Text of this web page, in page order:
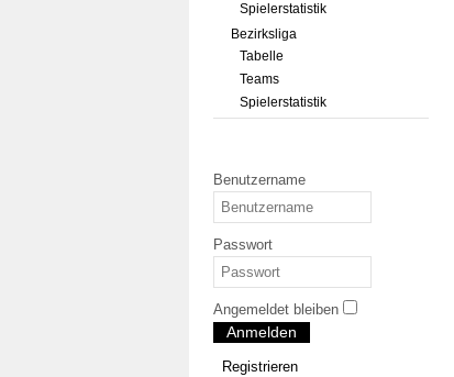
Spielerstatistik
Bezirksliga
Tabelle
Teams
Spielerstatistik
Benutzername
Passwort
Angemeldet bleiben
Anmelden
Registrieren